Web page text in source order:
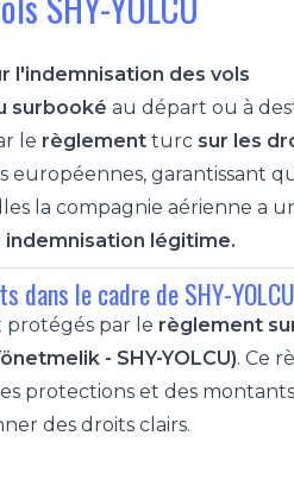
l'indemnisation des vols
surbooké au départ ou à
le règlement turc sur les
garantissant
la compagnie aérienne a
indemnisation légitime.
dans le cadre de SHY-YOLCU
protégés par le règlement
- SHY-YOLCU). Ce
protections et des montants
des droits clairs.